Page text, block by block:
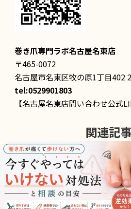
巻き爪専門ラボ名古屋名東店
〒465-0072
名古屋市名東区牧の原1丁目402
tel:0529901803
【名古屋名東店問い合わせ公式
関連記